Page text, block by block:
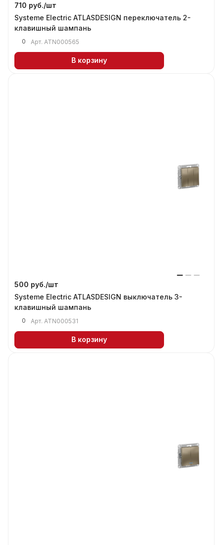
710 руб./шт
Systeme Electric ATLASDESIGN переключатель 2-
клавишный шампань
0 Арт. ATN000565
В корзину
500 руб./шт
Systeme Electric ATLASDESIGN выключатель 3-
клавишный шампань
0 Арт. ATN000531
В корзину